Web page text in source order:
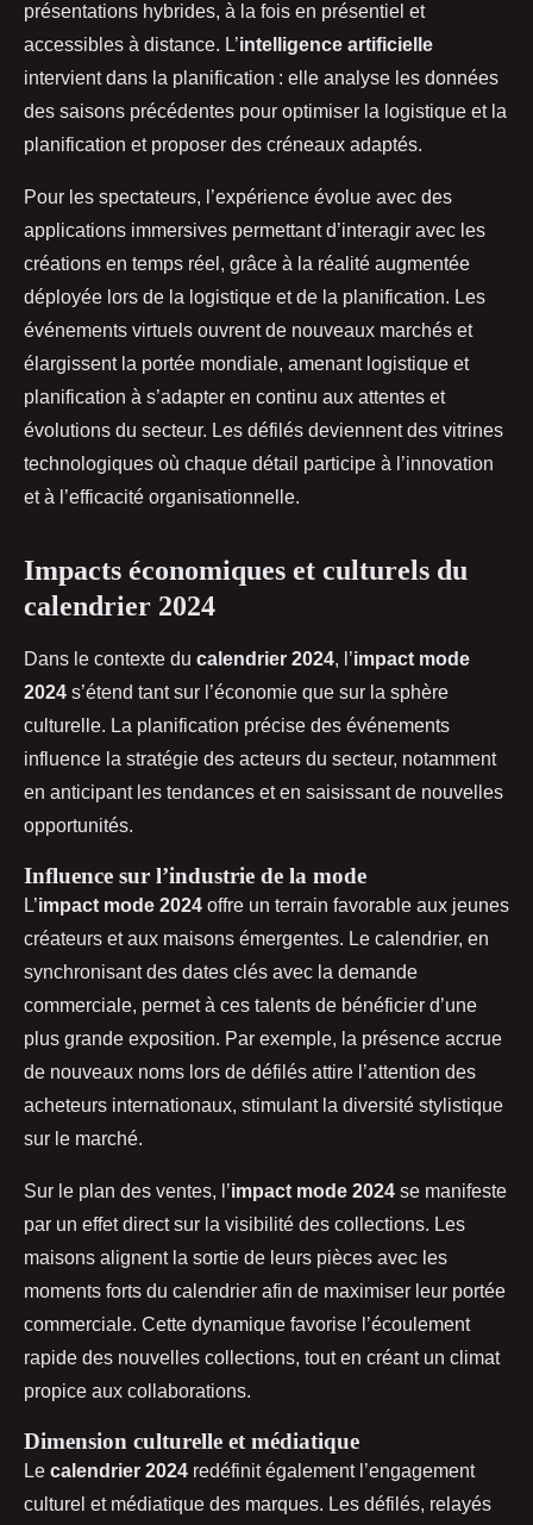
présentations hybrides, à la fois en présentiel et
accessibles à distance. L’intelligence artificielle
intervient dans la planification : elle analyse les données
des saisons précédentes pour optimiser la logistique et la
planification et proposer des créneaux adaptés.
Pour les spectateurs, l’expérience évolue avec des
applications immersives permettant d’interagir avec les
créations en temps réel, grâce à la réalité augmentée
déployée lors de la logistique et de la planification. Les
événements virtuels ouvrent de nouveaux marchés et
élargissent la portée mondiale, amenant logistique et
planification à s’adapter en continu aux attentes et
évolutions du secteur. Les défilés deviennent des vitrines
technologiques où chaque détail participe à l’innovation
et à l’efficacité organisationnelle.
Impacts économiques et culturels du
calendrier 2024
Dans le contexte du calendrier 2024, l’impact mode
2024 s’étend tant sur l’économie que sur la sphère
culturelle. La planification précise des événements
influence la stratégie des acteurs du secteur, notamment
en anticipant les tendances et en saisissant de nouvelles
opportunités.
Influence sur l’industrie de la mode
L’impact mode 2024 offre un terrain favorable aux jeunes
créateurs et aux maisons émergentes. Le calendrier, en
synchronisant des dates clés avec la demande
commerciale, permet à ces talents de bénéficier d’une
plus grande exposition. Par exemple, la présence accrue
de nouveaux noms lors de défilés attire l’attention des
acheteurs internationaux, stimulant la diversité stylistique
sur le marché.
Sur le plan des ventes, l’impact mode 2024 se manifeste
par un effet direct sur la visibilité des collections. Les
maisons alignent la sortie de leurs pièces avec les
moments forts du calendrier afin de maximiser leur portée
commerciale. Cette dynamique favorise l’écoulement
rapide des nouvelles collections, tout en créant un climat
propice aux collaborations.
Dimension culturelle et médiatique
Le calendrier 2024 redéfinit également l’engagement
culturel et médiatique des marques. Les défilés, relayés